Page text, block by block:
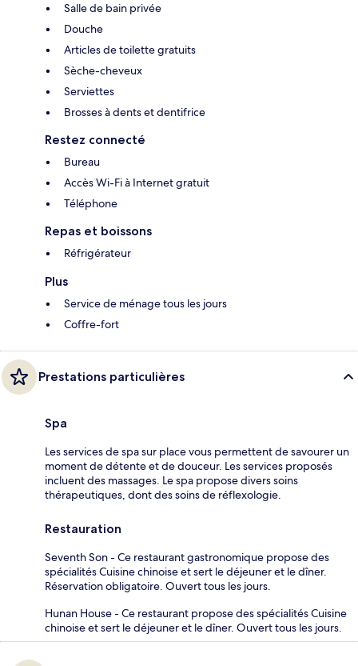
Salle de bain privée
Douche
Articles de toilette gratuits
Sèche-cheveux
Serviettes
Brosses à dents et dentifrice
Restez connecté
Bureau
Accès Wi-Fi à Internet gratuit
Téléphone
Repas et boissons
Réfrigérateur
Plus
Service de ménage tous les jours
Coffre-fort
Prestations particulières
Spa
Les services de spa sur place vous permettent de savourer un
moment de détente et de douceur. Les services proposés
incluent des massages. Le spa propose divers soins
thérapeutiques, dont des soins de réflexologie.
Restauration
Seventh Son - Ce restaurant gastronomique propose des
spécialités Cuisine chinoise et sert le déjeuner et le dîner.
Réservation obligatoire. Ouvert tous les jours.
Hunan House - Ce restaurant propose des spécialités Cuisine
chinoise et sert le déjeuner et le dîner. Ouvert tous les jours.